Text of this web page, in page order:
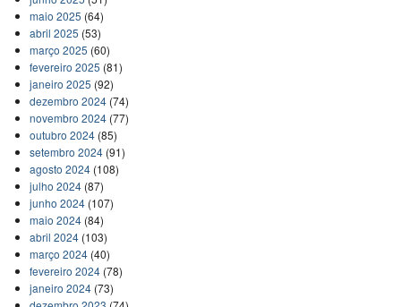
maio 2025 (64)
abril 2025 (53)
março 2025 (60)
fevereiro 2025 (81)
janeiro 2025 (92)
dezembro 2024(74)
novembro 2024(77)
outubro 2024(85)
setembro 2024(91)
agosto 2024(108)
julho 2024(87)
junho 2024(107)
maio 2024(84)
abril 2024(103)
março 2024(40)
fevereiro 2024(78)
janeiro 2024(73)